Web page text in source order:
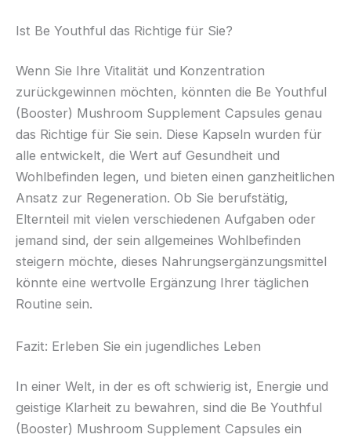
Ist Be Youthful das Richtige für Sie?
Wenn Sie Ihre Vitalität und Konzentration
zurückgewinnen möchten, könnten die Be Youthful
(Booster) Mushroom Supplement Capsules genau
das Richtige für Sie sein. Diese Kapseln wurden für
alle entwickelt, die Wert auf Gesundheit und
Wohlbefinden legen, und bieten einen ganzheitlichen
Ansatz zur Regeneration. Ob Sie berufstätig,
Elternteil mit vielen verschiedenen Aufgaben oder
jemand sind, der sein allgemeines Wohlbefinden
steigern möchte, dieses Nahrungsergänzungsmittel
könnte eine wertvolle Ergänzung Ihrer täglichen
Routine sein.
Fazit: Erleben Sie ein jugendliches Leben
In einer Welt, in der es oft schwierig ist, Energie und
geistige Klarheit zu bewahren, sind die Be Youthful
(Booster) Mushroom Supplement Capsules ein